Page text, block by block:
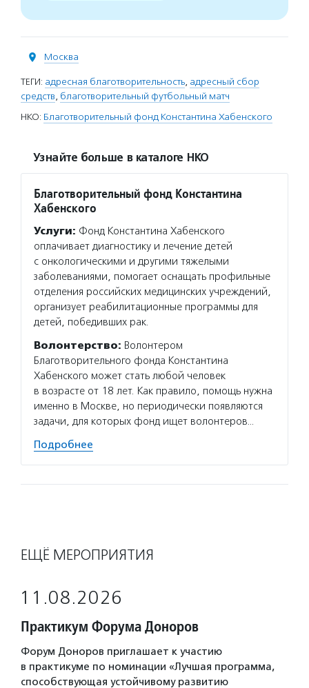
Москва
ТЕГИ: адресная благотворительность, адресный сбор
средств, благотворительный футбольный матч
НКО: Благотворительный фонд Константина Хабенского
Узнайте больше в каталоге НКО
Благотворительный фонд Константина
Хабенского
Услуги: Фонд Константина Хабенского
оплачивает диагностику и лечение детей
с онкологическими и другими тяжелыми
заболеваниями, помогает оснащать профильные
отделения российских медицинских учреждений,
организует реабилитационные программы для
детей, победивших рак.
Волонтерство: Волонтером
Благотворительного фонда Константина
Хабенского может стать любой человек
в возрасте от 18 лет. Как правило, помощь нужна
именно в Москве, но периодически появляются
задачи, для которых фонд ищет волонтеров…
Подробнее
ЕЩЁ МЕРОПРИЯТИЯ
11.08.2026
Практикум Форума Доноров
Форум Доноров приглашает к участию
в практикуме по номинации «Лучшая программа,
способствующая устойчивому развитию